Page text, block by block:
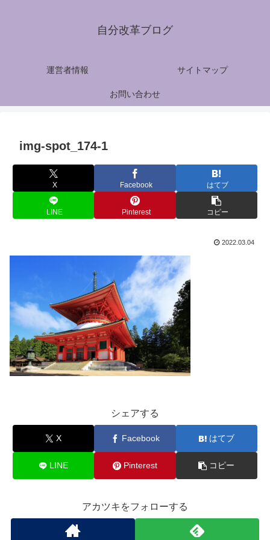
自分改革ブログ
運営者情報 サイトマップ
お問い合わせ
img-spot_174-1
X Facebook はてブ
LINE Pinterest コピー
2022.03.04
シェアする
X Facebook はてブ
LINE Pinterest コピー
アカツキをフォローする